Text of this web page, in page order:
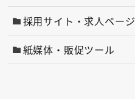
採用サイト・求人ページ
紙媒体・販促ツール